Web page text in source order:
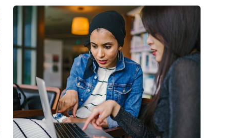
Court Imperial